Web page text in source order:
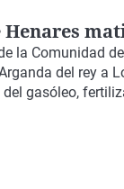
la Comunidad
del rey a
gasóleo,